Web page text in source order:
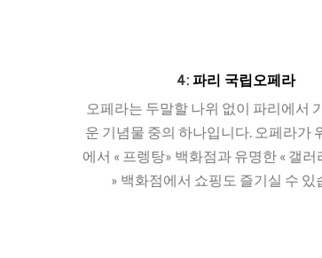
4:파리 국립오페라
오페라는 두말할 나위 없이 파리에서
운 기념물 중의 하나입니다. 오페라가
에서 « 프렝탕» 백화점과 유명한 « 갤러
» 백화점에서 쇼핑도 즐기실 수 있